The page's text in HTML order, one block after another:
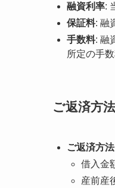
融資利率:
保証料: 融
手数料: 融
所定の手
ご返済方
ご返済方法
借入金
産前産